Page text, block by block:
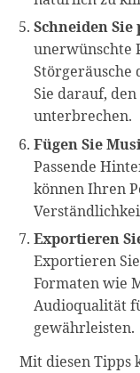
Schneiden Sie
unerwünschte
Störgeräusche
Sie darauf,
unterbrechen.
Fügen Sie
Passende
können Ihren
Exportieren
Exportieren
Formaten wie
Audioqualität
gewährleisten.
Mit diesen Tipps